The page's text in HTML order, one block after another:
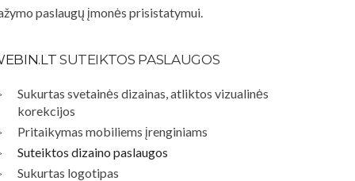
paslaugų įmonės prisistatymui.
SUTEIKTOS PASLAUGOS
Sukurtas svetainės dizainas, atliktos vizualinės
korekcijos
Pritaikymas mobiliems įrenginiams
Suteiktos dizaino paslaugos
Sukurtas logotipas